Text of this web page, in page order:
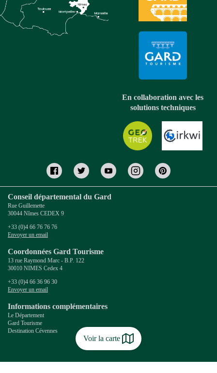
Voir la carte
En collaboration avec les
solutions techniques
Conseil départemental du Gard
Rue Guillemette
30044 Nîmes CEDEX 9
+33 (0)4 66 76 76 76
Envoyer un email
Coordonnées Gard Tourisme
13 rue Raymond Marc - B.P. 122
30010 NIMES Cedex 4
+33 (0)4 66 36 96 30
Envoyer un email
Informations complémentaires
Le Département
Gard Tourisme
Destination Cévennes